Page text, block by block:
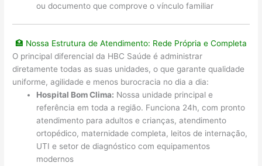
ou documento que comprove o vínculo familiar
🏥 Nossa Estrutura de Atendimento: Rede Própria e Completa
O principal diferencial da HBC Saúde é administrar
diretamente todas as suas unidades, o que garante qualidade
uniforme, agilidade e menos burocracia no dia a dia:
Hospital Bom Clima: Nossa unidade principal e
referência em toda a região. Funciona 24h, com pronto
atendimento para adultos e crianças, atendimento
ortopédico, maternidade completa, leitos de internação,
UTI e setor de diagnóstico com equipamentos
modernos